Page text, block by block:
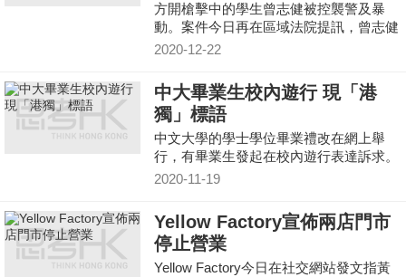
方開槍擊中的學生曾志健被控襲警及暴
動。案件今日再在區域法院提訊，曾志健
缺席，遭法庭發拘捕令。
2020-12-22
中大畢業生校內遊行 現「港
獨」標語
中文大學的學士學位畢業禮改在網上舉
行，有畢業生發起在校內遊行表達訴求。
2020-11-19
Yellow Factory宣佈兩店門市
停止營業
Yellow Factory今日在社交網站發文指黃